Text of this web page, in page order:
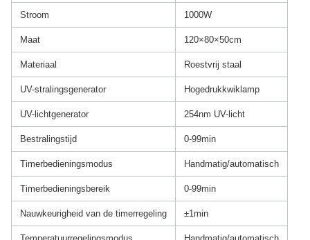
Stroom 1000W
Maat 120×80×50cm
Materiaal Roestvrij staal
UV-stralingsgenerator Hogedrukkwiklamp
UV-lichtgenerator 254nm UV-licht
Bestralingstijd 0-99min
Timerbedieningsmodus Handmatig/automatisch
Timerbedieningsbereik 0-99min
Nauwkeurigheid van de timerregeling ±1min